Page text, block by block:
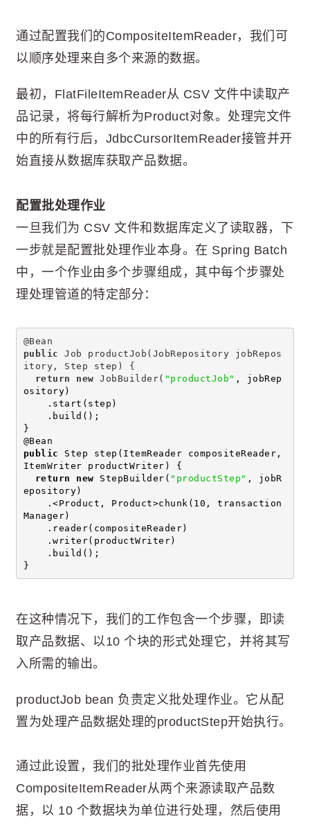
通过配置我们的CompositeItemReader，我们可
以顺序处理来自多个来源的数据。
最初，FlatFileItemReader从 CSV 文件中读取产
品记录，将每行解析为Product对象。处理完文件
中的所有行后，JdbcCursorItemReader接管并开
始直接从数据库获取产品数据。
配置批处理作业
一旦我们为 CSV 文件和数据库定义了读取器，下
一步就是配置批处理作业本身。在 Spring Batch
中，一个作业由多个步骤组成，其中每个步骤处
理处理管道的特定部分：
@Bean
public Job productJob(JobRepository jobRepos
itory, Step step) {
return
new JobBuilder( "productJob" , jobRep
ository)
.start(step)
.build();
}
@Bean
public Step step(ItemReader compositeReader,
ItemWriter productWriter) {
return
new StepBuilder( "productStep" , jobR
epository)
.<Product, Product>chunk(10, transaction
Manager)
.reader(compositeReader)
.writer(productWriter)
.build();
}
在这种情况下，我们的工作包含一个步骤，即读
取产品数据、以10 个块的形式处理它，并将其写
入所需的输出。
productJob bean 负责定义批处理作业。它从配
置为处理产品数据处理的productStep开始执行。
通过此设置，我们的批处理作业首先使用
CompositeItemReader从两个来源读取产品数
据，以 10 个数据块为单位进行处理，然后使用